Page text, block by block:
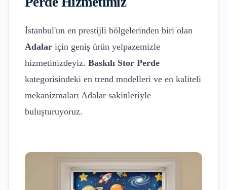
İstanbul'un en prestijli bölgelerinden biri olan
Adalar için geniş ürün yelpazemizle
hizmetinizdeyiz. Baskılı Stor Perde
kategorisindeki en trend modelleri ve en kaliteli
mekanizmaları Adalar sakinleriyle
buluşturuyoruz.